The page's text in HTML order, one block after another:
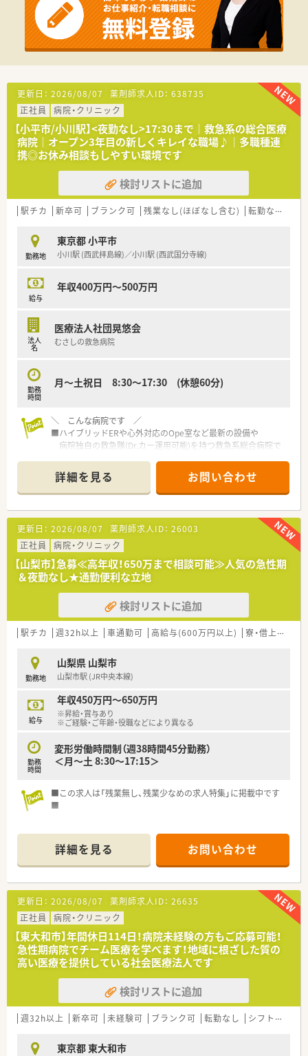
<こんな法人です>
■「急性期医療」「慢性期医療」を柱として、9病院、1介護老人保
健施設、1介護付有料老人ホームを運営する西日本有数の医療法
人です。
■充実した福利厚生に加え、法人全体での残業も非常に少なくワ
■有給取得率86％(2023年度)と非常に高く、男性の育休取得率
も70％、平均取得日数59日と業界トップクラスです。
■グループ全体で働きやすい職場、環境づくりに取り組んでいま
す。
・日本健康会議より「健康経営優良法人」を認定
・全国健康保険協会福岡支部より「健康づくり優良事業所ゴール
ド」を認定
・メンタルサポート室を平成23年に開設、主に、職員の休復職や
心身の不調を支援する専門部署として活動
・「えるぼし」3つ星認定取得！女性の働きやすい職場に認定
■内服・外用調剤
■注射薬調剤・ＩＶＨ注射薬ミキシング・化学療法ミキシング
■入院時の自参薬鑑別調査
Ｔ）参加 ・褥瘡回診への参加
＜オススメポイント＞
・専門薬剤師の育成をサポートします。病院薬剤師を目指す方、
是非ご相談ください。
・教育プログラムに沿った指導に加え、院内勉強会や学術大会へ
更新日： 2026/08/07 薬剤師求人ID： 638735
正社員
病院・クリニック
【小平市/小川駅】<夜勤なし>17:30まで｜救急系の総合医療
病院｜オープン3年目の新しくキレイな職場♪｜多職種連
携◎お休み相談もしやすい環境です
検討リストに追加
駅チカ 新卒可 ブランク可 残業なし(ほぼなし含む) 転勤なし
勤務地
東京都 小平市
小川駅 (西武拝島線)／小川駅 (西武国分寺線)
給与
年収400万円～500万円
法人
名
医療法人社団晃悠会
むさしの救急病院
勤務
時間
月～土祝日 8:30～17:30 (休憩60分)
＼ こんな病院です ／
■ハイブリッドERや心外対応のOpe室など最新の設備や
病院独自の救急隊(Dr.カー運用可能)を持つ救急系総合病院で
■1次〜3次救急まで対応する救急医療に加え、
生活習慣病など各種予防医療や在宅医療との連携にも力を入
れています。
＼ 病院の雰囲気 ／
■オープンから間もないため病院のこれからを一緒に考え作っ
ていける環境です。
■多職種連携も非常にうまくできていて、看護師、救急救命士、
薬剤師、栄養士、PT、OT、ST等、全職種が一体となって勤務して
います。
■職種問わず、子育てに理解があり、
常勤・非常勤問わず休みや行事に対する配慮があります♪
＼ 薬剤師の業務内容 ／
・1日の調剤数は内服で40件程度
・注射は65件前後
・混注業務は行っておりません
■ドクターは優しい方やさっぱりした性格の方が多く、
非常に連携がしやすい環境です
■メンバーを増員していき、将来的には病棟業務も対応予定です
＼ 薬剤師の働く環境 ／
■17:30終業でほぼ残業なし、夜勤なし、オンコールなし！
夜の薬の対応は看護師さんが対応しています
詳細を見る お問い合わせ
更新日： 2026/08/07 薬剤師求人ID： 26003
正社員
病院・クリニック
【山梨市】急募≪高年収！650万まで相談可能≫人気の急性期
＆夜勤なし★通勤便利な立地
検討リストに追加
駅チカ 週32h以上 車通勤可 高給与(600万円以上) 寮・借上社宅あり
勤務地
山梨県 山梨市
山梨市駅 (JR中央本線)
給与
年収450万円～650万円
※昇給・賞与あり
※ご経験・ご年齢・役職などにより異なる
勤務
時間
変形労働時間制（週38時間45分勤務）
＜月～土 8:30～17:15＞
■この求人は「残業無し、残業少なめの求人特集」に掲載中です
■
ご経験・知識の両面からスキルアップすることができる環境で
す！
詳細を見る お問い合わせ
更新日： 2026/08/07 薬剤師求人ID： 26635
正社員
病院・クリニック
【東大和市】年間休日114日！病院未経験の方もご応募可能！
急性期病院でチーム医療を学べます！地域に根ざした質の
高い医療を提供している社会医療法人です
検討リストに追加
週32h以上 新卒可 未経験可 ブランク可 転勤なし シフト制
東京都 東大和市